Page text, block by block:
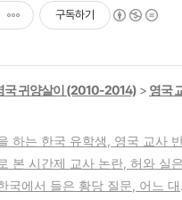
구독하기
국 귀양살이 (2010-2014) > 영국
하는 한국 유학생, 영국 교사
본 시간제 교사 논란, 허와 실
국에서 들은 황당 질문, 어느 대